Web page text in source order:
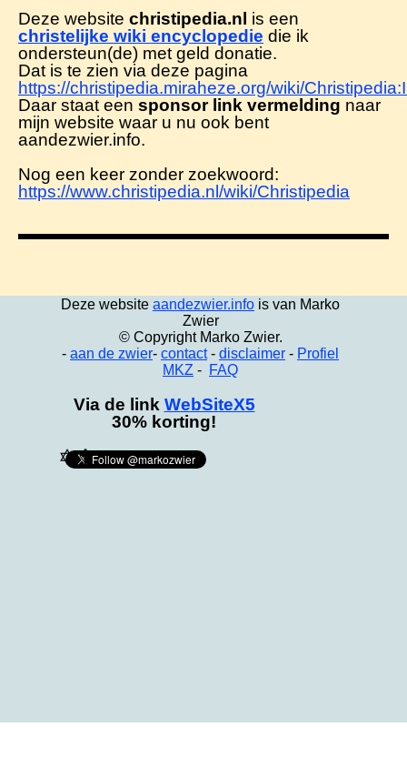
Deze website christipedia.nl is een
christelijke wiki encyclopedie die ik
ondersteun(de) met geld donatie.
Dat is te zien via deze pagina
https://christipedia.miraheze.org/wiki/
Daar staat een sponsor link vermelding naar
mijn website waar u nu ook bent
aandezwier.info.
Nog een keer zonder zoekwoord:
https://www.christipedia.nl/wiki/Christipedia
Deze website aandezwier.info is van Marko
Zwier
© Copyright Marko Zwier.
- aan de zwier- contact- disclaimer - Profiel
MKZ - FAQ
Via de link WebSiteX5
30% korting!
✡✝